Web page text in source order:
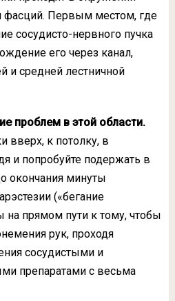
фасций. Первым местом, где
сосудисто-нервного пучка
его через канал,
и средней лестничной
проблем в этой области.
вверх, к потолку, в
и попробуйте подержать в
окончания минуты
(«бегание
прямом пути к тому, чтобы
рук, проходя
сосудистыми и
препаратами с весьма